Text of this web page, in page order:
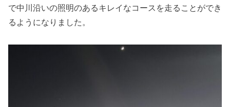
で中川沿いの照明のあるキレイなコースを走ることができ
るようになりました。